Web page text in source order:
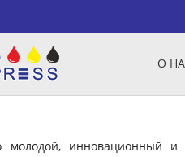
О
молодой, инновационный